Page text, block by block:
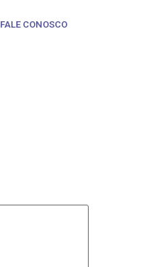
FALE CONOSCO